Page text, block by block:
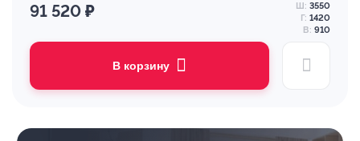
91 520 ₽ Ш: 3550
Г: 1420
В: 910
В корзину